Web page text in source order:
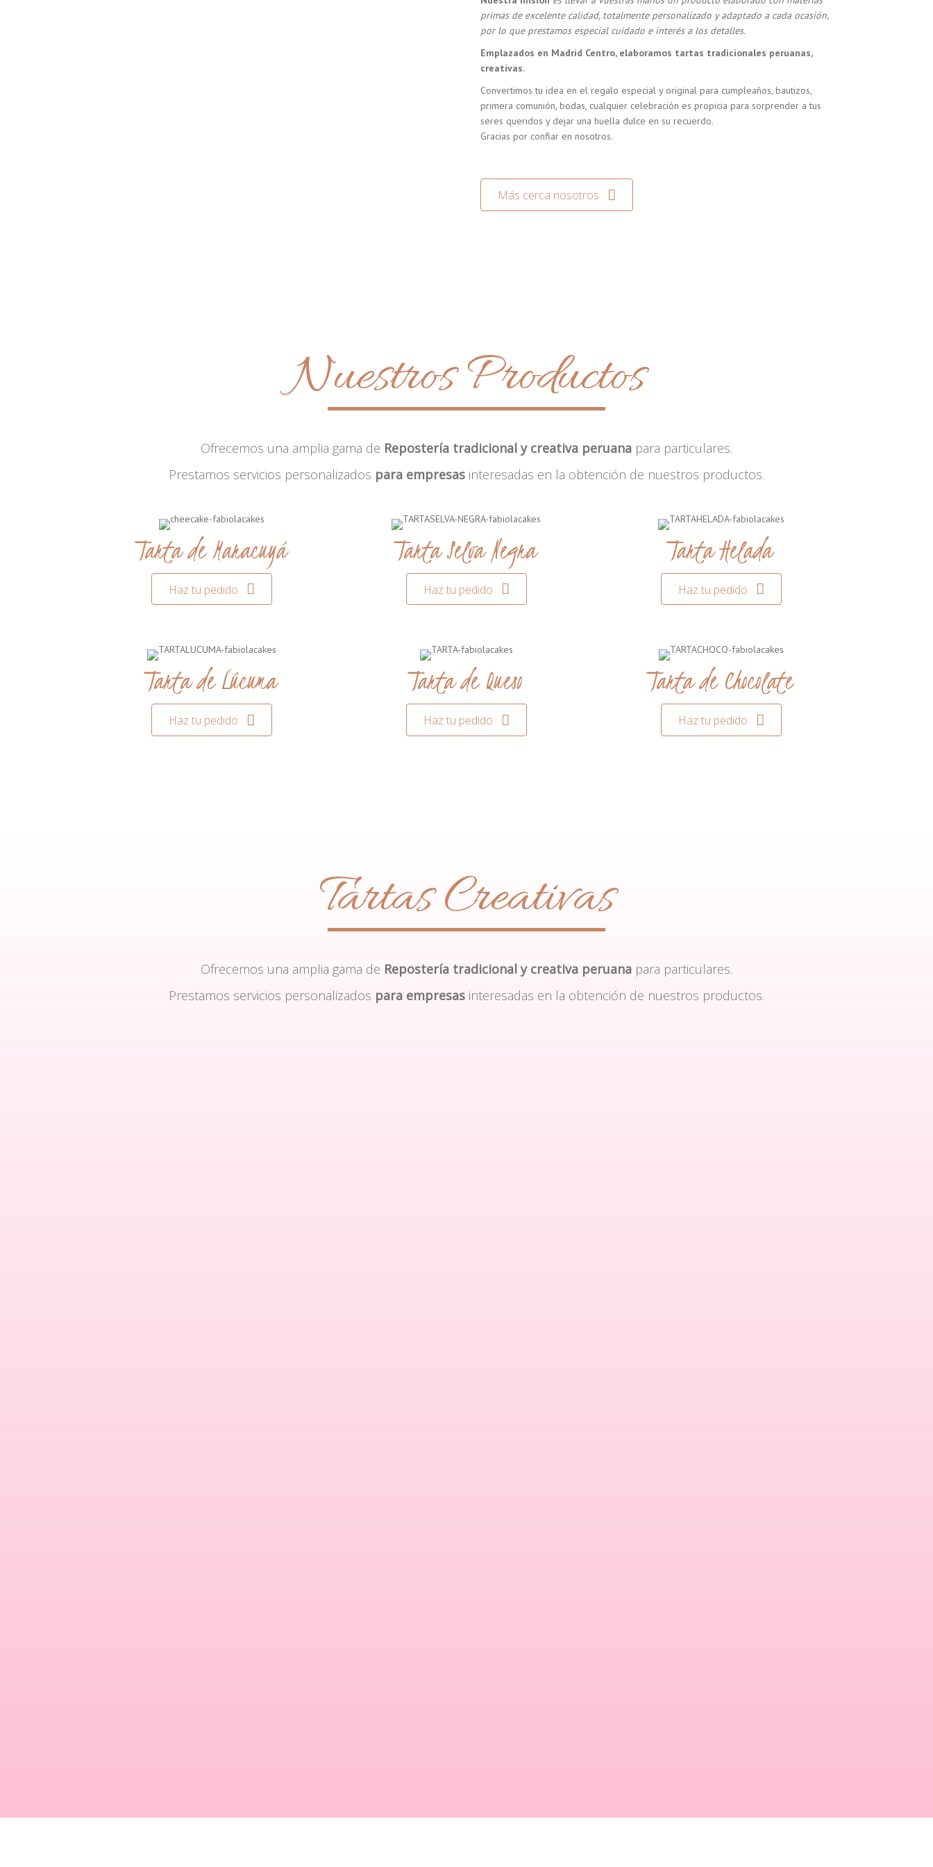
primas de excelente calidad, totalmente personalizado y adaptado a cada ocasión,
por lo que prestamos especial cuidado e interés a los detalles.
Emplazados en Madrid Centro, elaboramos tartas tradicionales peruanas,
creativas.
Convertimos tu idea en el regalo especial y original para cumpleaños, bautizos,
primera comunión, bodas, cualquier celebración es propicia para sorprender a tus
seres queridos y dejar una huella dulce en su recuerdo.
Gracias por confiar en nosotros.
Más cerca nosotros
Nuestros Productos
Ofrecemos una amplia gama de Repostería tradicional y creativa peruana para particulares.
Prestamos servicios personalizados para empresas interesadas en la obtención de nuestros productos.
Tarta de Maracuyá
Haz tu pedido
Tarta Selva Negra
Haz tu pedido
Tarta Helada
Haz tu pedido
Tarta de Lúcuma
Haz tu pedido
Tarta de Queso
Haz tu pedido
Tarta de Chocolate
Haz tu pedido
Tartas Creativas
Ofrecemos una amplia gama de Repostería tradicional y creativa peruana para particulares.
Prestamos servicios personalizados para empresas interesadas en la obtención de nuestros productos.